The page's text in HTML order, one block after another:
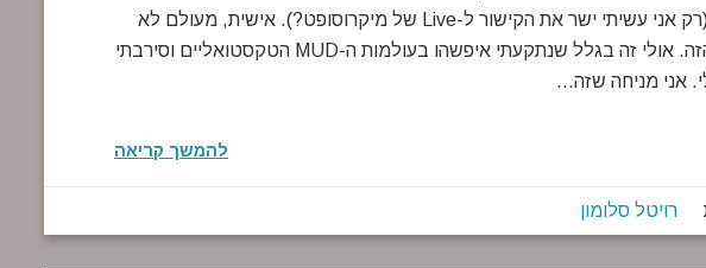
שנקרא בשם החשוד מאוד Lively (רק אני עשיתי ישר את הקישור ל-Live של מיקרוסופט?). אישית, מעולם לא
הצלחתי להתחבר לז'אנר ה-Sims הזה. אולי זה בגלל שנתקעתי איפשהו בעולמות ה-MUD הטקסטואליים וסירבתי
אני מניחה שזה…
להמשך קריאה
רויטל סלומון